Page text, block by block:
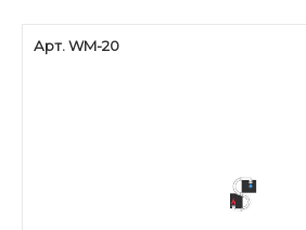
Арт. WM-20